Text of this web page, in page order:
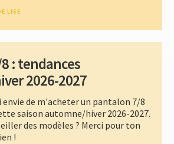
LISE
: tendances
2026-2027
envie de m'acheter un pantalon 7/8
saison automne/hiver 2026-2027.
des modèles ? Merci pour ton
!